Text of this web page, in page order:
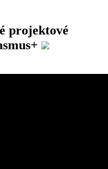
projektové